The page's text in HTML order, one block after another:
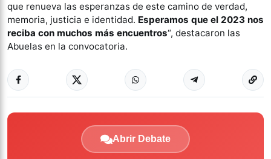
que renueva las esperanzas de este camino de verdad,
memoria, justicia e identidad. Esperamos que el 2023 nos
reciba con muchos más encuentros“, destacaron las
Abuelas en la convocatoria.
Abrir Debate